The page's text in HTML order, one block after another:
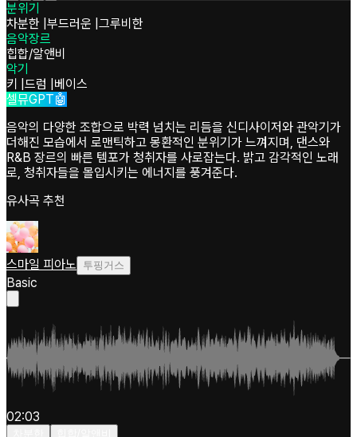
분위기
차분한 부드러운 그루비한
음악장르
힙합/알앤비
악기
키 드럼
베이스
셀뮤GPT🤖
음악의 다양한 조합으로 박력 넘치는 리듬을 신디사이저와 관악기가
더해진 모습에서 로맨틱하고 몽환적인 분위기가 느껴지며, 댄스와
R&B 장르의 빠른 템포가 청취자를 사로잡는다. 밝고 감각적인 노래
로, 청취자들을 몰입시키는 에너지를 풍겨준다.
유사곡 추천
스마일 피아노 투핑거스
Basic
02:03